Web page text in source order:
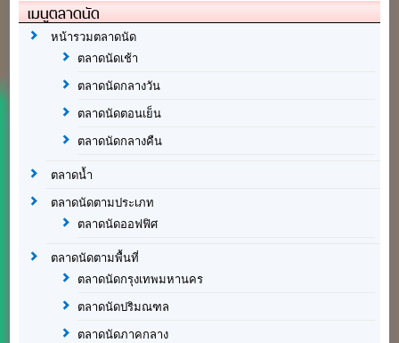
เมนูตลาดนัด
หน้ารวมตลาดนัด
ตลาดนัดเช้า
ตลาดนัดกลางวัน
ตลาดนัดตอนเย็น
ตลาดนัดกลางคืน
ตลาดน้ำ
ตลาดนัดตามประเภท
ตลาดนัดออฟฟิศ
ตลาดนัดตามพื้นที่
ตลาดนัดกรุงเทพมหานคร
ตลาดนัดปริมณฑล
ตลาดนัดภาคกลาง